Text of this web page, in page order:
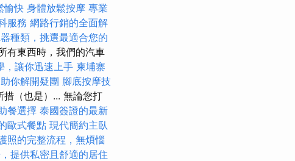
愉快 身體放鬆按摩 專業
服務 網路行銷的全面解
種類，挑選最適合您的
有東西時，我們的汽車
，讓你迅速上手 柬埔寨
你解開疑團 腳底按摩技
（也是）... 無論您打
餐選擇 泰國簽證的最新
歐式餐點 現代簡約主臥
照的完整流程，無煩惱
提供私密且舒適的居住